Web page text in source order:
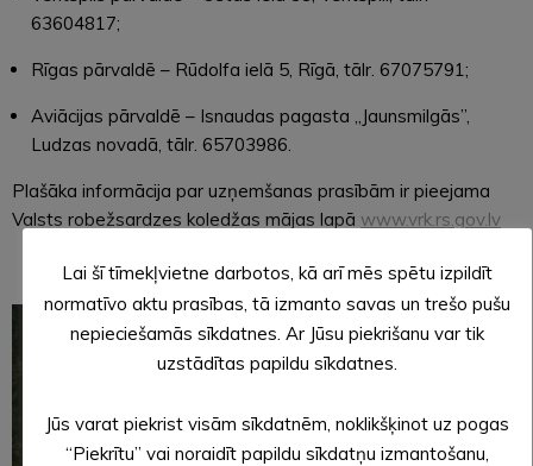
63604817;
Rīgas pārvaldē – Rūdolfa ielā 5, Rīgā, tālr. 67075791;
Aviācijas pārvaldē – Isnaudas pagasta „Jaunsmilgās”,
Ludzas novadā, tālr. 65703986.
Plašāka informācija par uzņemšanas prasībām ir pieejama
Valsts robežsardzes koledžas mājas lapā www.vrk.rs.gov.lv
Lai šī tīmekļvietne darbotos, kā arī mēs spētu izpildīt
normatīvo aktu prasības, tā izmanto savas un trešo pušu
nepieciešamās sīkdatnes. Ar Jūsu piekrišanu var tik
uzstādītas papildu sīkdatnes.
Jūs varat piekrist visām sīkdatnēm, noklikšķinot uz pogas
“Piekrītu” vai noraidīt papildu sīkdatņu izmantošanu,